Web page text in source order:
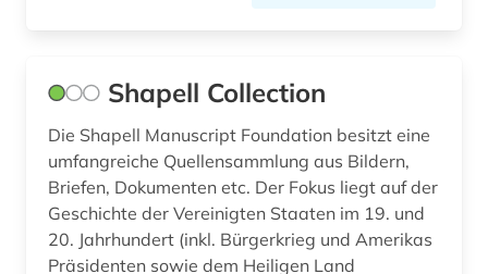
Shapell Collection
Die Shapell Manuscript Foundation besitzt eine
umfangreiche Quellensammlung aus Bildern,
Briefen, Dokumenten etc. Der Fokus liegt auf der
Geschichte der Vereinigten Staaten im 19. und
20. Jahrhundert (inkl. Bürgerkrieg und Amerikas
Präsidenten sowie dem Heiligen Land